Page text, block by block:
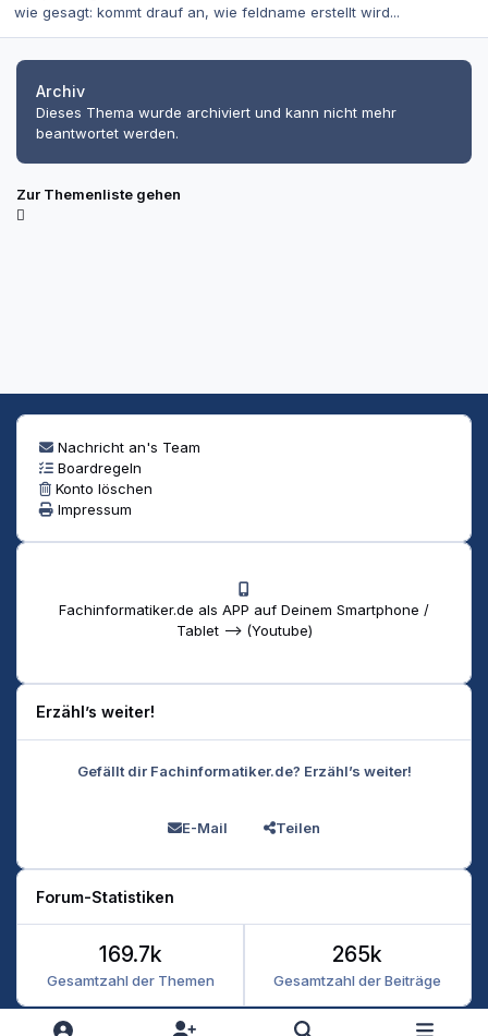
wie gesagt: kommt drauf an, wie feldname erstellt wird...
Archiv
Dieses Thema wurde archiviert und kann nicht mehr
beantwortet werden.
Zur Themenliste gehen
Nachricht an's Team
Boardregeln
Konto löschen
Impressum
Fachinformatiker.de als APP auf Deinem Smartphone /
Tablet --> (Youtube)
Erzähl’s weiter!
Gefällt dir Fachinformatiker.de? Erzähl’s weiter!
E-Mail Teilen
Forum-Statistiken
Gesamtzahl der Themen
169.7k
Gesamtzahl der Beiträge
265k